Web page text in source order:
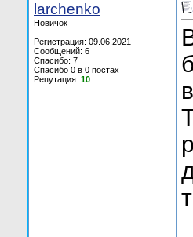
larchenko
Новичок
Регистрация: 09.06.2021
Сообщений: 6
Спасибо: 7
Спасибо 0 в 0 постах
Репутация: 10